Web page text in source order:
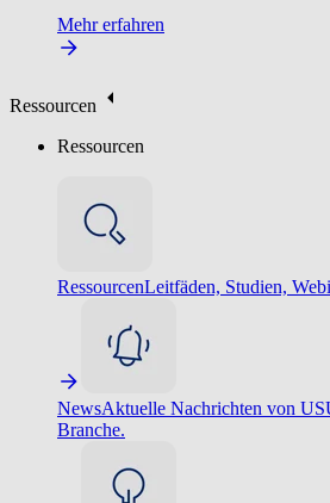
Mehr erfahren
Ressourcen
Ressourcen
RessourcenLeitfäden, Studien,
NewsAktuelle Nachrichten von
Branche.